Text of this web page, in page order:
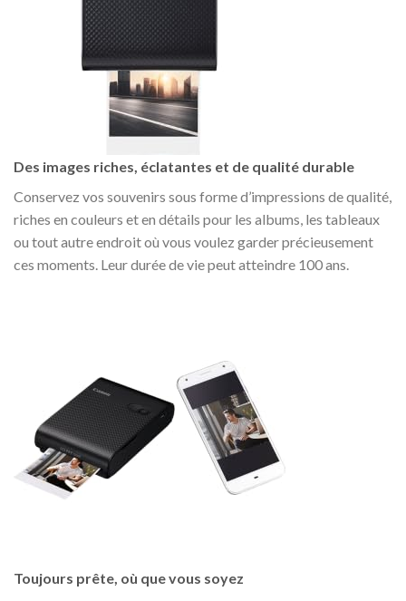
Des images riches, éclatantes et de qualité durable
Conservez vos souvenirs sous forme d’impressions de qualité,
riches en couleurs et en détails pour les albums, les tableaux
ou tout autre endroit où vous voulez garder précieusement
ces moments. Leur durée de vie peut atteindre 100 ans.
Toujours prête, où que vous soyez